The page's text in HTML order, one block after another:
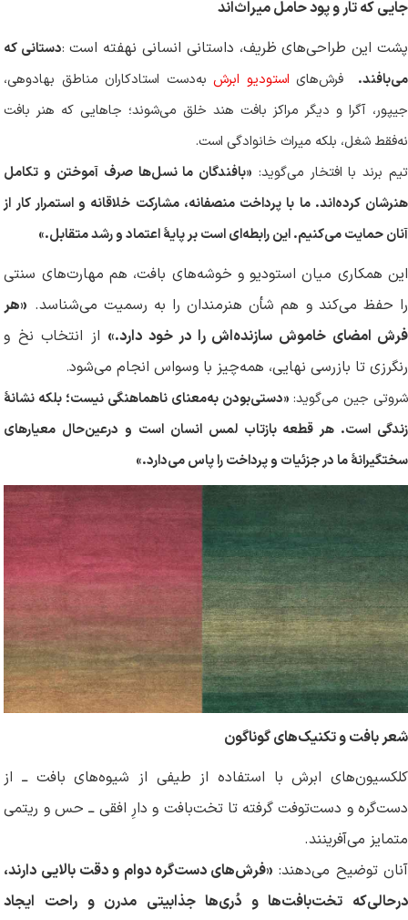
جایی که تار و پود حامل میراث‌اند
پشت این طراحی‌های ظریف، داستانی انسانی نهفته است:دستانی که
می‌بافند. فرش‌های استودیو ابرشبه‌دست استادکاران مناطق بهادوهی،
جیپور، آگرا و دیگر مراکز بافت هند خلق می‌شوند؛ جاهایی که هنر بافت
نه‌فقط شغل، بلکه میراث خانوادگی است.
تیم برند با افتخار می‌گوید: «بافندگان ما نسل‌ها صرف آموختن و تکامل
هنرشان کرده‌اند. ما با پرداخت منصفانه، مشارکت خلاقانه و استمرار کار از
آنان حمایت می‌کنیم. این رابطه‌ای است بر پایهٔ اعتماد و رشد متقابل.
»
این همکاری میان استودیو و خوشه‌های بافت، هم مهارت‌های سنتی
را حفظ می‌کند و هم شأن هنرمندان را به رسمیت می‌شناسد. «هر
فرش امضای خاموش سازنده‌اش را در خود دارد.» از انتخاب نخ و
رنگرزی تا بازرسی نهایی، همه‌چیز با وسواس انجام می‌شود.
شروتی جین می‌گوید: «دستی‌بودن به‌معنای ناهماهنگی نیست؛ بلکه نشانهٔ
زندگی است. هر قطعه بازتاب لمس انسان است و درعین‌حال معیارهای
سختگیرانهٔ ما در جزئیات و پرداخت را پاس می‌دارد.
»
شعر بافت و تکنیک‌های گوناگون
کلکسیون‌های ابرش با استفاده از طیفی از شیوه‌های بافت ــ از
دست‌گره و دست‌توفت گرفته تا تخت‌بافت و دارِ افقی ــ حس و ریتمی
متمایز می‌آفرینند.
آنان توضیح می‌دهند: «فرش‌های دست‌گره دوام و دقت بالایی دارند،
درحالی‌که تخت‌بافت‌ها و دُری‌ها جذابیتی مدرن و راحت ایجاد